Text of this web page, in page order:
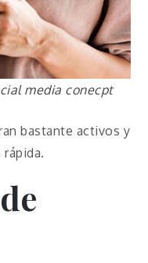
media conecpt
bastante activos y